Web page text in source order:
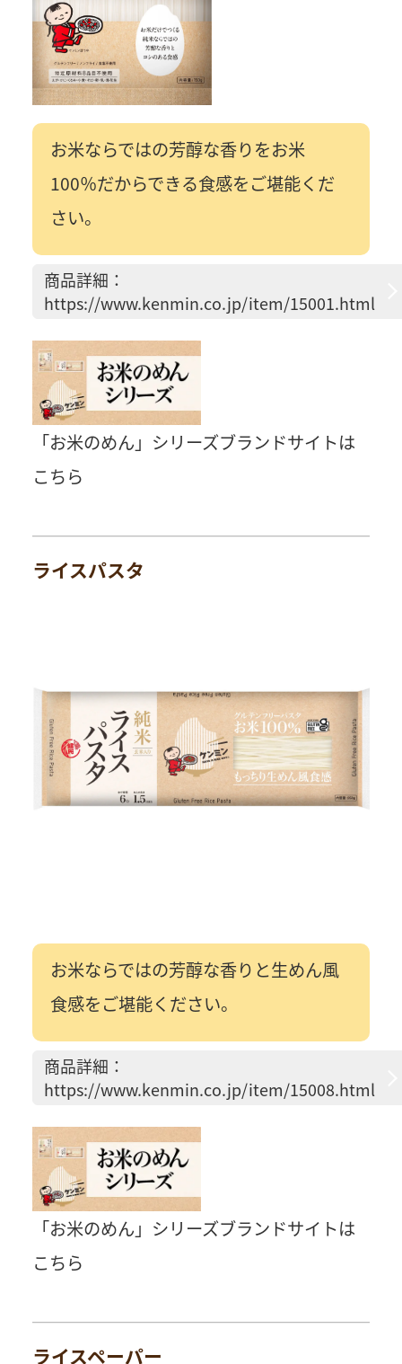
お米ならではの芳醇な香りをお米
100％だからできる食感をご堪能くだ
さい。
商品詳細：
https://www.kenmin.co.jp/item/15001.html
「お米のめん」シリーズブランドサイトは
こちら
ライスパスタ
お米ならではの芳醇な香りと生めん風
食感をご堪能ください。
商品詳細：
https://www.kenmin.co.jp/item/15008.html
「お米のめん」シリーズブランドサイトは
こちら
ライスペーパー